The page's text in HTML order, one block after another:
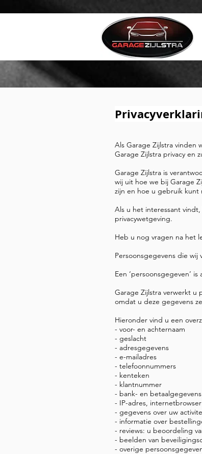
Als Garage Zijlstra vinden
Garage Zijlstra privacy en
Garage Zijlstra is
wij uit hoe we bij Garage
zijn en hoe u gebruik kunt
Als u het interessant
privacywetgeving.
Heb u nog vragen na het
Persoonsgegevens die wij
Een ‘persoonsgegeven’
Garage Zijlstra verwerkt u
omdat u deze gegevens
Hieronder vind u een
- voor- en achternaam
- geslacht
- adresgegevens
- e-mailadres
- telefoonnummers
- kenteken
- klantnummer
- bank- en betaalgegevens
- IP-adres,
- gegevens over uw
- informatie over
- reviews: u beoordeling
- beelden van
- overige